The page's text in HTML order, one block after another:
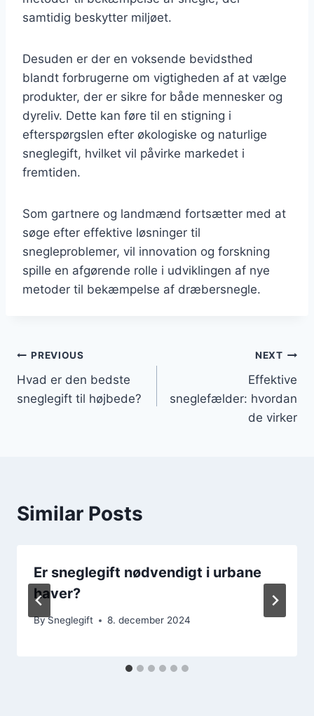
samtidig beskytter miljøet.
Desuden er der en voksende bevidsthed
blandt forbrugerne om vigtigheden af at vælge
produkter, der er sikre for både mennesker og
dyreliv. Dette kan føre til en stigning i
efterspørgslen efter økologiske og naturlige
sneglegift, hvilket vil påvirke markedet i
fremtiden.
Som gartnere og landmænd fortsætter med at
søge efter effektive løsninger til
snegleproblemer, vil innovation og forskning
spille en afgørende rolle i udviklingen af nye
metoder til bekæmpelse af dræbersnegle.
Indlægsnavigation
PREVIOUS
Hvad er den bedste
sneglegift til højbede?
NEXT
Effektive
sneglefælder: hvordan
de virker
Similar Posts
Er sneglegift nødvendigt i urbane
haver?
BySneglegift 8. december 2024